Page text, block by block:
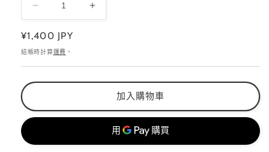
LUCU
GEL
COLOR
～
GREEN
～
量
少
LUCU
GEL
GREEN
～
量
加
定
價
¥1,400 JPY
結帳時計算運費 。
加入購物車